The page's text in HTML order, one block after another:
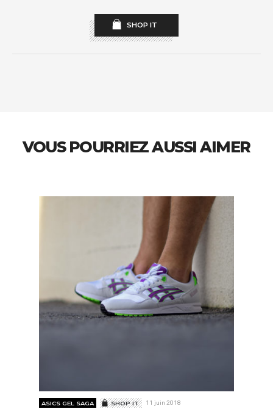
SHOP IT
VOUS POURRIEZ AUSSI AIMER
ASICS GEL SAGA SHOP IT 11 juin 2018